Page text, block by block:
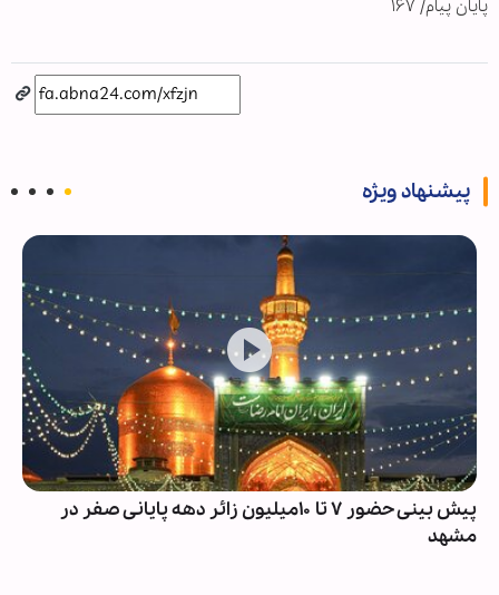
پایان پیام/ ۱۶۷
پیشنهاد ویژه
پیش بینی حضور ۷ تا ۱۰میلیون زائر دهه پایانی صفر در
مشهد